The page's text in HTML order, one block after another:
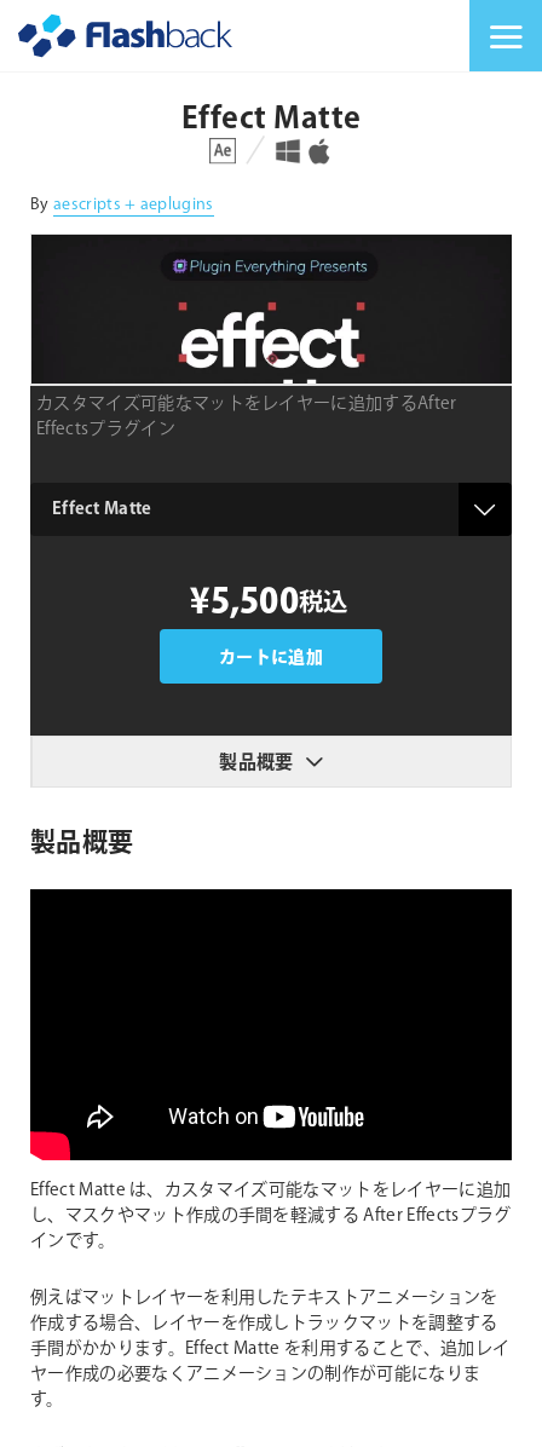
Effect Matte
対応プラットフォーム 対応OS
By aescripts + aeplugins
カスタマイズ可能なマットをレイヤーに追加するAfter
Effectsプラグイン
product
¥5,500税込
カートに追加
製品概要
製品概要
Effect Matte は、カスタマイズ可能なマットをレイヤーに追加
し、マスクやマット作成の手間を軽減する After Effectsプラグ
インです。
例えばマットレイヤーを利用したテキストアニメーションを
作成する場合、レイヤーを作成しトラックマットを調整する
手間がかかります。Effect Matte を利用することで、追加レイ
ヤー作成の必要なくアニメーションの制作が可能になりま
す。